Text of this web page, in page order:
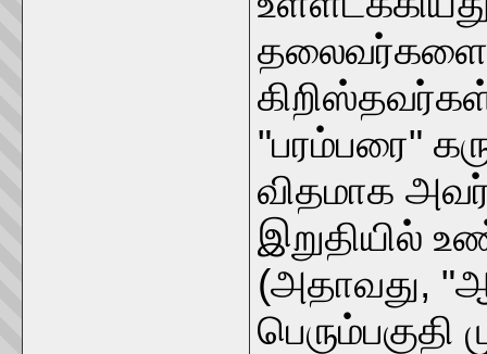
தலைவர்களை
"பரம்பரை"
விதமாக
இறுதியில்
(அதாவது,
பெரும்பகுதி